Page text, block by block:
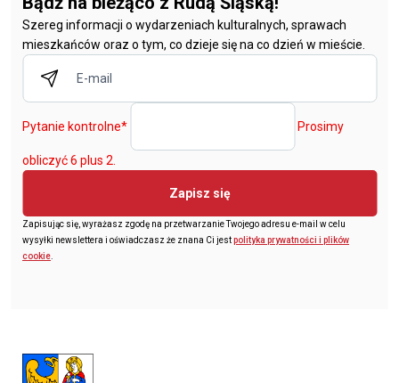
Szereg informacji o wydarzeniach kulturalnych, sprawach
mieszkańców oraz o tym, co dzieje się na co dzień w mieście.
Pytanie kontrolne* Prosimy
obliczyć 6 plus 2.
Zapisz się
Zapisując się, wyrażasz zgodę na przetwarzanie Twojego adresu e-mail w celu
wysyłki newslettera i oświadczasz że znana Ci jestpolityka prywatności i plików
cookie.